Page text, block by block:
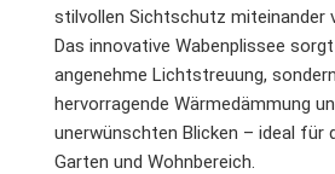
stilvollen Sichtschutz miteinander
Das innovative Wabenplissee
angenehme Lichtstreuung,
hervorragende Wärmedämmung
unerwünschten Blicken – ideal für
Garten und Wohnbereich.